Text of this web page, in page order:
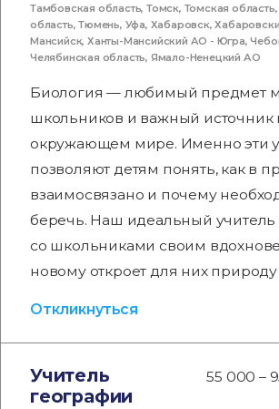
Тамбовская область,Томск, Томская область
область,Тюмень, Уфа, Хабаровск,
Мансийск,Ханты-Мансийский АО - Югра,
Челябинская область, Ямало-Ненецкий АО
Биология — любимый предмет
школьников и важный источник
окружающем мире. Именно эти
позволяют детям понять, как в
взаимосвязано и почему
беречь. Наш идеальный учитель
со школьниками своим
новому откроет для них
Откликнуться
Учитель
географии
55 000 –